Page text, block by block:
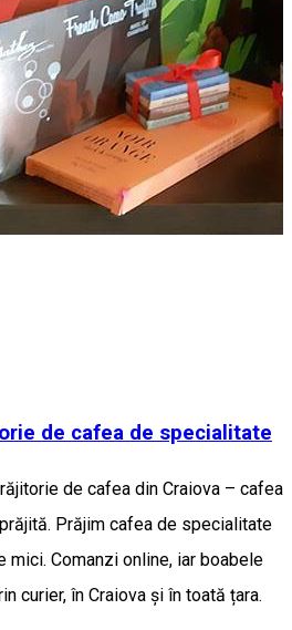
de cafea de specialitate
de cafea din Craiova – cafea
Prăjim cafea de specialitate
mici. Comanzi online, iar boabele
curier, în Craiova și în toată țara.